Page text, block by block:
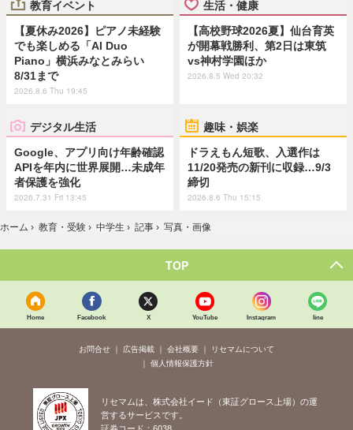
教育イベント
【夏休み2026】ピアノ未経験
でも楽しめる「AI Duo
Piano」横浜みなとみらい
8/31まで
2026.8.6 Thu 19:45
生活・健康
【高校野球2026夏】仙台育英
が開幕戦勝利、第2日は東筑
vs神村学園ほか
2026.8.5 Wed 20:32
デジタル生活
Google、アプリ向け年齢確認
APIを年内に世界展開…未成年
者保護を強化
2026.7.31 Fri 13:45
趣味・娯楽
ドラえもん短歌、入選作は
11/20発売の新刊に収録…9/3
締切
2026.8.6 Thu 15:15
ホーム › 教育・受験 › 中学生 › 記事 › 写真・画像
TOP
Home Facebook X YouTube Instagram line
お問合せ 広告掲載 会社概要
リセマムについて
個人情報保護方針
リセマムは、株式会社イード（東証グロース上場）の運
営するサービスです。